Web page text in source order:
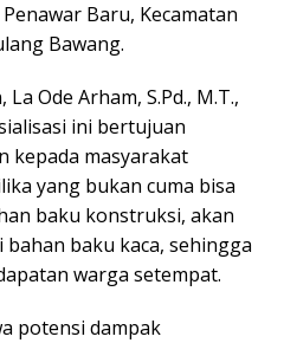
Baru, Kecamatan
Bawang.
Ode Arham, S.Pd., M.T.,
ini bertujuan
kepada masyarakat
yang bukan cuma bisa
baku konstruksi, akan
baku kaca, sehingga
warga setempat.
potensi dampak